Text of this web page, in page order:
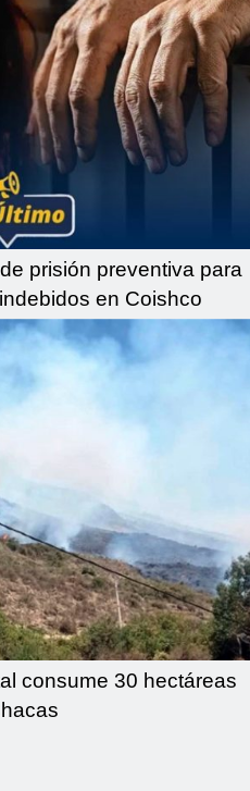
prisión preventiva para
en Coishco
consume 30 hectáreas